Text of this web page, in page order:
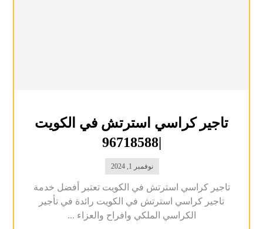
تاجير كراسي استرتش في الكويت
|96718588
نوفمبر 1, 2024
تاجير كراسي استرتش في الكويت تعتبر أفضل خدمة
تاجير كراسي استرتش في الكويت رائدة في تأجير
الكراسي الملكي وافراح والعزاء ...